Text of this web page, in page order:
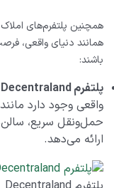
همچنین پلتفرم‌های
همانند دنیای واقعی،
باشند:
پلتفرمDecentraland
واقعی وجود دارد
حمل‌و‌نقل سریع،
ارائه می‌دهد.